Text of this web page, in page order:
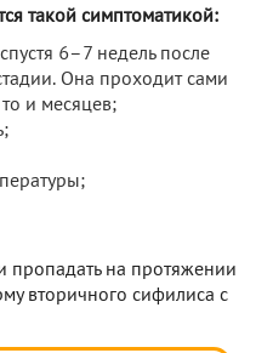
такой симптоматикой:
6–7 недель после
Она проходит сами
и месяцев;
пропадать на протяжении
вторичного сифилиса с